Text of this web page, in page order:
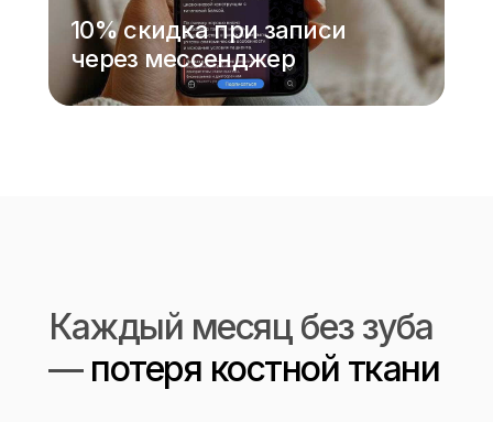
10% скидка при записи
через мессенджер
Каждый месяц без зуба
— потеря костной ткани